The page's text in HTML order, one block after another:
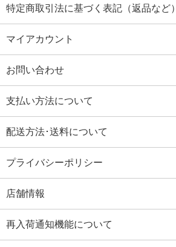
特定商取引法に基づく表記（返品など）
マイアカウント
お問い合わせ
支払い方法について
配送方法･送料について
プライバシーポリシー
店舗情報
再入荷通知機能について